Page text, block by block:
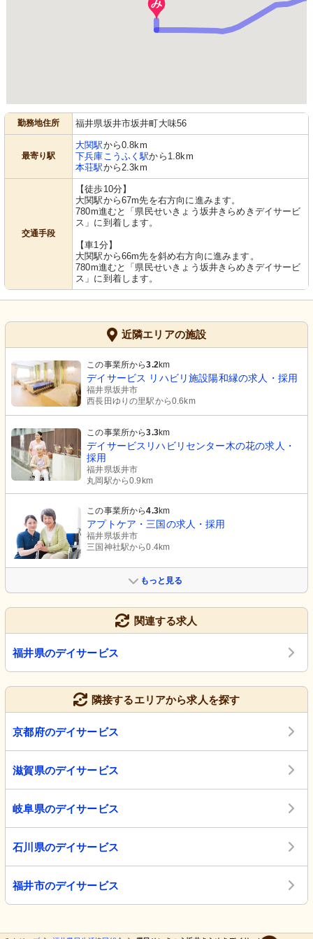
勤務地住所 福井県坂井市坂井町大味56
最寄り駅
大関駅から0.8km
下兵庫こうふく駅から1.8km
本荘駅から2.3km
交通手段
【徒歩10分】
大関駅から67m先を右方向に進みます。
780m進むと「県民せいきょう坂井きらめきデイサービ
ス」に到着します。
【車1分】
大関駅から66m先を斜め右方向に進みます。
780m進むと「県民せいきょう坂井きらめきデイサービ
ス」に到着します。
近隣エリアの施設
この事業所から3.2km
デイサービス リハビリ施設陽和縁の求人・採用
福井県坂井市
西長田ゆりの里駅から0.6km
この事業所から3.3km
デイサービスリハビリセンター木の花の求人・
採用
福井県坂井市
丸岡駅から0.9km
この事業所から4.3km
アプトケア・三国の求人・採用
福井県坂井市
三国神社駅から0.4km
もっと見る
関連する求人
福井県のデイサービス
隣接するエリアから求人を探す
京都府のデイサービス
滋賀県のデイサービス
岐阜県のデイサービス
石川県のデイサービス
福井市のデイサービス